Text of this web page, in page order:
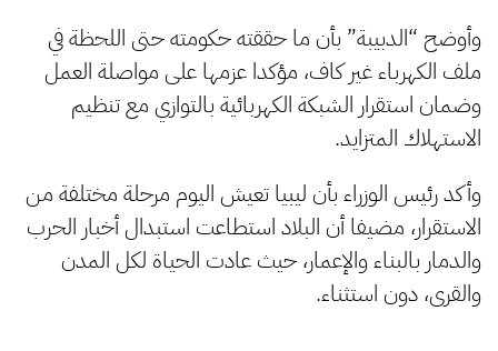
وأوضح “الدبيبة” بأن ما حققته حكومته حتى اللحظة في
ملف الكهرباء غير كاف، مؤكدا عزمها على مواصلة العمل
وضمان استقرار الشبكة الكهربائية بالتوازي مع تنظيم
الاستهلاك المتزايد.
وأكد رئيس الوزراء بأن ليبيا تعيش اليوم مرحلة مختلفة من
الاستقرار، مضيفا أن البلاد استطاعت استبدال أخبار الحرب
والدمار بالبناء والإعمار، حيث عادت الحياة لكل المدن
والقرى، دون استثناء.